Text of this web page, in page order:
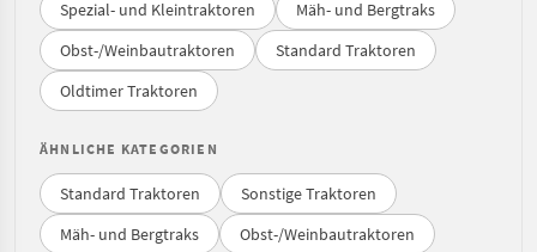
Spezial- und Kleintraktoren
Mäh- und Bergtraks
Obst-/Weinbautraktoren
Standard Traktoren
Oldtimer Traktoren
ÄHNLICHE KATEGORIEN
Standard Traktoren
Sonstige Traktoren
Mäh- und Bergtraks
Obst-/Weinbautraktoren